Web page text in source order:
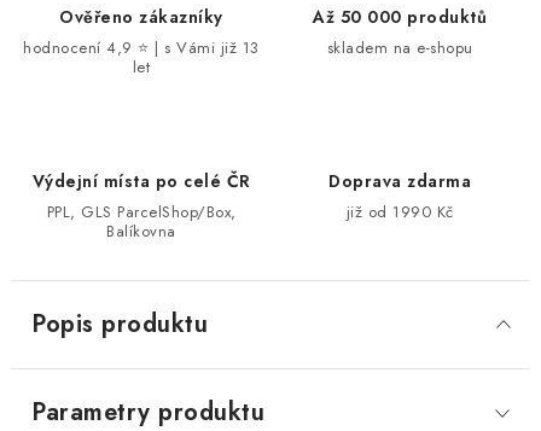
Ověřeno zákazníky
hodnocení 4,9 ⭐ | s Vámi již 13
let
Až 50 000 produktů
skladem na e-shopu
Výdejní místa po celé ČR
PPL, GLS ParcelShop/Box,
Balíkovna
Doprava zdarma
již od 1990 Kč
Popis produktu
Parametry produktu